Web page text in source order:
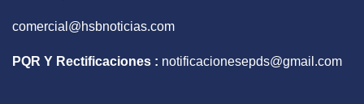
comercial@hsbnoticias.com
PQR Y Rectificaciones : notificacionesepds@gmail.com